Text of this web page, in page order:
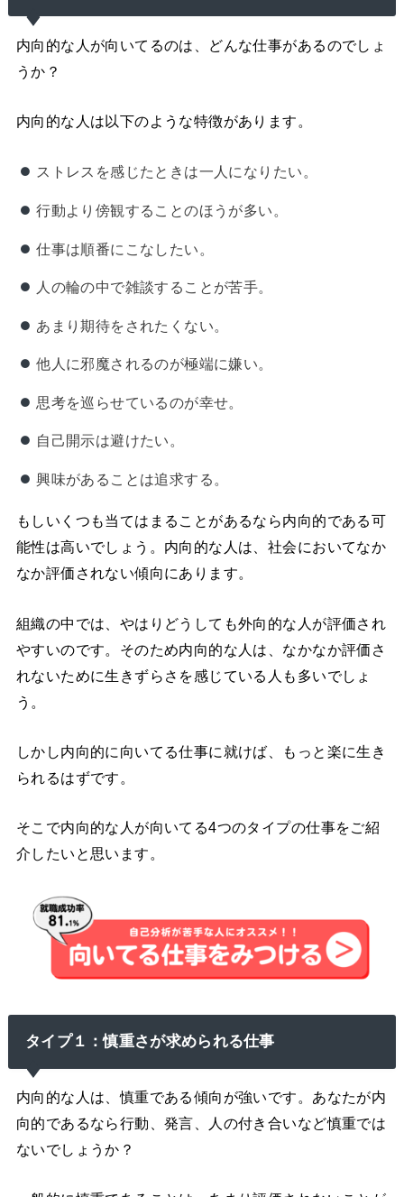
内向的な人が向いてるのは、どんな仕事があるのでしょ
うか？
内向的な人は以下のような特徴があります。
ストレスを感じたときは一人になりたい。
行動より傍観することのほうが多い。
仕事は順番にこなしたい。
人の輪の中で雑談することが苦手。
あまり期待をされたくない。
他人に邪魔されるのが極端に嫌い。
思考を巡らせているのが幸せ。
自己開示は避けたい。
興味があることは追求する。
もしいくつも当てはまることがあるなら内向的である可
能性は高いでしょう。内向的な人は、社会においてなか
なか評価されない傾向にあります。
組織の中では、やはりどうしても外向的な人が評価され
やすいのです。そのため内向的な人は、なかなか評価さ
れないために生きずらさを感じている人も多いでしょ
う。
しかし内向的に向いてる仕事に就けば、もっと楽に生き
られるはずです。
そこで内向的な人が向いてる4つのタイプの仕事をご紹
介したいと思います。
タイプ１：慎重さが求められる仕事
内向的な人は、慎重である傾向が強いです。あなたが内
向的であるなら行動、発言、人の付き合いなど慎重では
ないでしょうか？